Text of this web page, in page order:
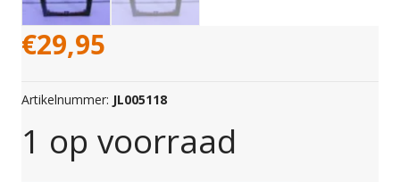
€29,95
Artikelnummer: JL005118
1 op voorraad